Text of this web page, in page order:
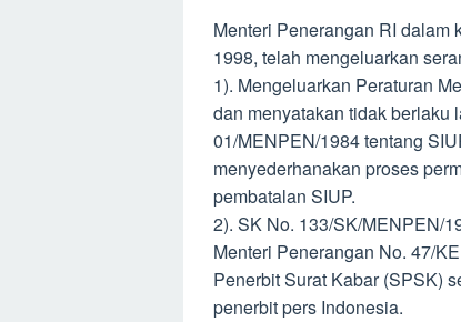
Menteri Penerangan RI dalam
1998, telah mengeluarkan
1). Mengeluarkan Peraturan
dan menyatakan tidak berlaku
01/MENPEN/1984 tentang
menyederhanakan proses
pembatalan SIUP.
2). SK No. 133/SK/MENPEN/
Menteri Penerangan No. 47/
Penerbit Surat Kabar (SPSK)
penerbit pers Indonesia.